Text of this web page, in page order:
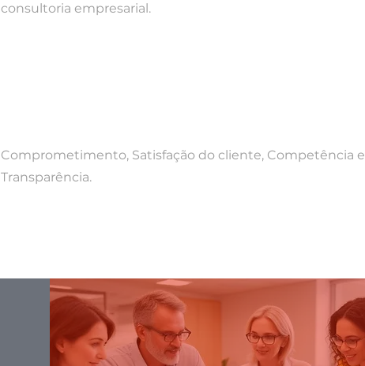
consultoria empresarial.
Comprometimento, Satisfação do cliente, Competência e
Transparência.